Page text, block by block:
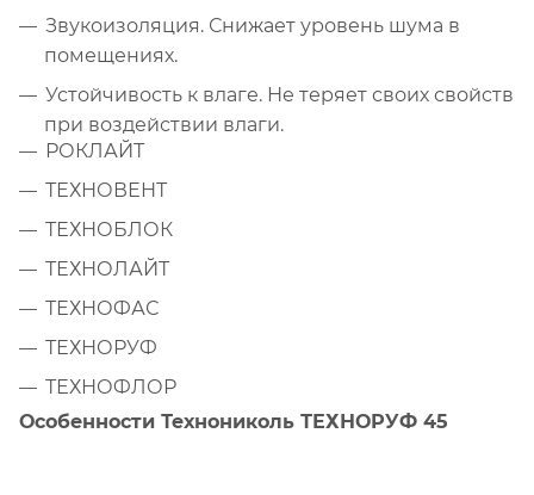
Звукоизоляция. Снижает уровень шума в
помещениях.
Устойчивость к влаге. Не теряет своих свойств
при воздействии влаги.
РОКЛАЙТ
ТЕХНОВЕНТ
ТЕХНОБЛОК
ТЕХНОЛАЙТ
ТЕХНОФАС
ТЕХНОРУФ
ТЕХНОФЛОР
Особенности Технониколь ТЕХНОРУФ 45